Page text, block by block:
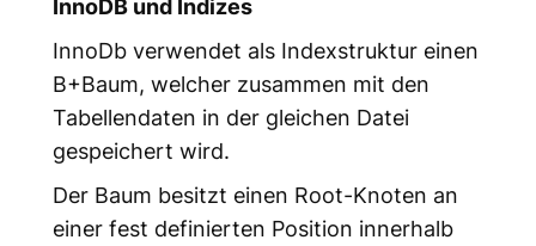
InnoDB und Indizes
InnoDb verwendet als Indexstruktur einen
B+Baum, welcher zusammen mit den
Tabellendaten in der gleichen Datei
gespeichert wird.
Der Baum besitzt einen Root-Knoten an
einer fest definierten Position innerhalb